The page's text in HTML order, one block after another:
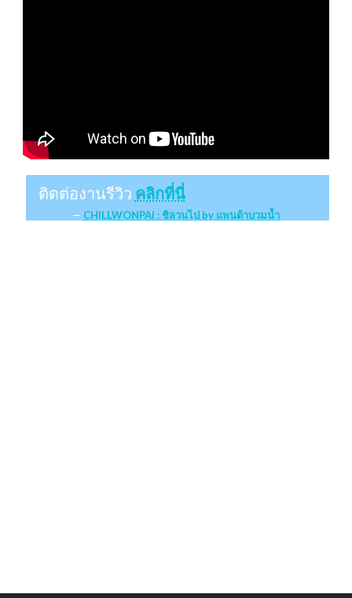
ติดต่องานรีวิว คลิกที่นี่
CHILLWONPAI : ชิลวนไป by แพนด้าบวมน้ำ